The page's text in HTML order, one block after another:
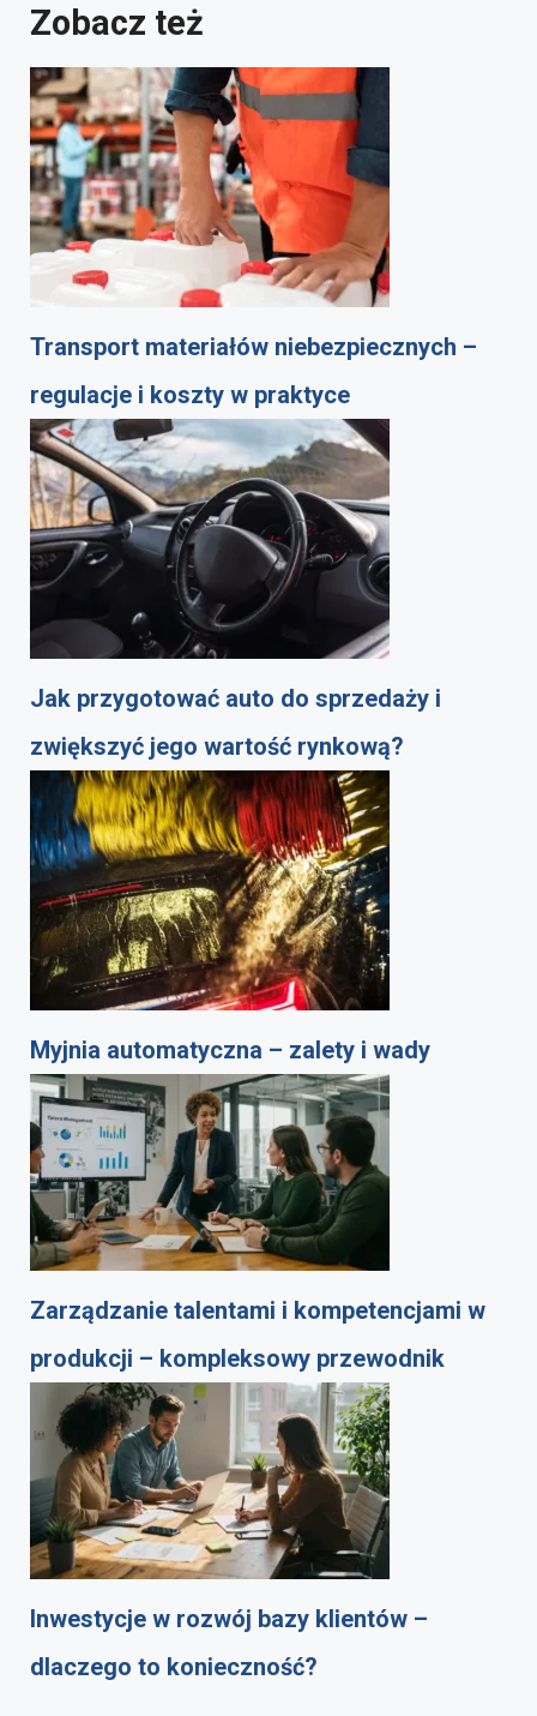
Zobacz też
Transport materiałów niebezpiecznych –
regulacje i koszty w praktyce
Jak przygotować auto do sprzedaży i
zwiększyć jego wartość rynkową?
Myjnia automatyczna – zalety i wady
Zarządzanie talentami i kompetencjami w
produkcji – kompleksowy przewodnik
Inwestycje w rozwój bazy klientów –
dlaczego to konieczność?